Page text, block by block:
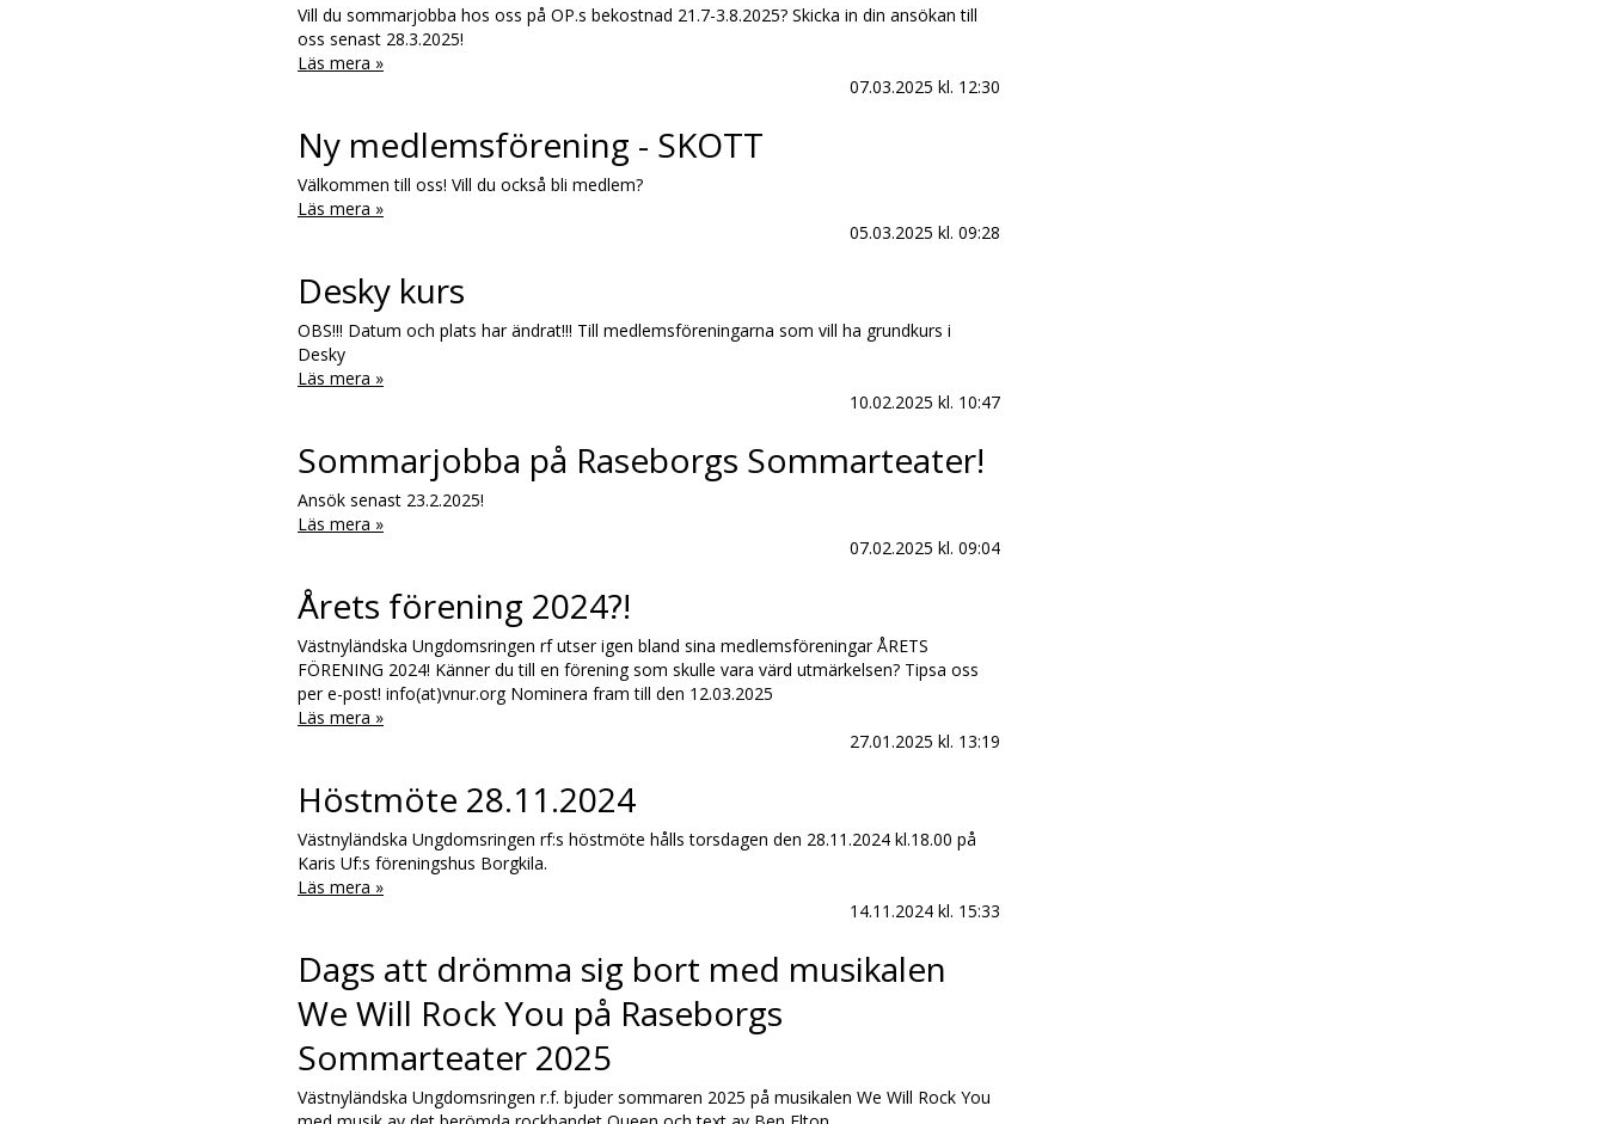
Vill du sommarjobba hos oss på OP.s bekostnad 21.7-3.8.2025? Skicka in din ansökan till
oss senast 28.3.2025!
Läs mera »
07.03.2025 kl. 12:30
Ny medlemsförening - SKOTT
Välkommen till oss! Vill du också bli medlem?
Läs mera »
05.03.2025 kl. 09:28
Desky kurs
OBS!!! Datum och plats har ändrat!!! Till medlemsföreningarna som vill ha grundkurs i
Desky
Läs mera »
10.02.2025 kl. 10:47
Sommarjobba på Raseborgs Sommarteater!
Ansök senast 23.2.2025!
Läs mera »
07.02.2025 kl. 09:04
Årets förening 2024?!
Västnyländska Ungdomsringen rf utser igen bland sina medlemsföreningar ÅRETS
FÖRENING 2024! Känner du till en förening som skulle vara värd utmärkelsen? Tipsa oss
per e-post! info(at)vnur.org Nominera fram till den 12.03.2025
Läs mera »
27.01.2025 kl. 13:19
Höstmöte 28.11.2024
Västnyländska Ungdomsringen rf:s höstmöte hålls torsdagen den 28.11.2024 kl.18.00 på
Karis Uf:s föreningshus Borgkila.
Läs mera »
14.11.2024 kl. 15:33
Dags att drömma sig bort med musikalen
We Will Rock You på Raseborgs
Sommarteater 2025
Västnyländska Ungdomsringen r.f. bjuder sommaren 2025 på musikalen We Will Rock You